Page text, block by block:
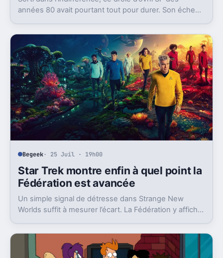
années 80 avait pourtant tout pour durer. Son échec
Begeek· 25 Juil · 19h00
Star Trek montre enfin à quel point la
Fédération est avancée
Un simple signal de détresse dans Strange New
Worlds suffit à mesurer l’écart. La Fédération y affiche